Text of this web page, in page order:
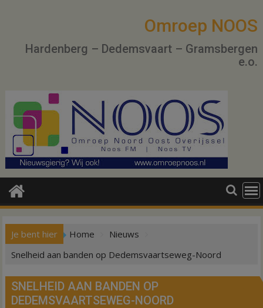
Omroep NOOS
Hardenberg – Dedemsvaart – Gramsbergen
e.o.
Je bent hier Home
Nieuws
Snelheid aan banden op Dedemsvaartseweg-Noord
SNELHEID AAN BANDEN OP
DEDEMSVAARTSEWEG-NOORD